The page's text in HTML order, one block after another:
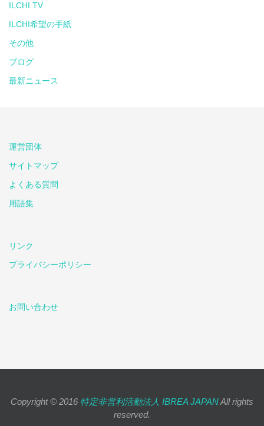
ILCHI TV
ILCHI希望の手紙
その他
ブログ
最新ニュース
運営団体
サイトマップ
よくある質問
用語集
リンク
プライバシーポリシー
お問い合わせ
Copyright © 2016 特定非営利活動法人 IBREA JAPANAll rights
reserved.